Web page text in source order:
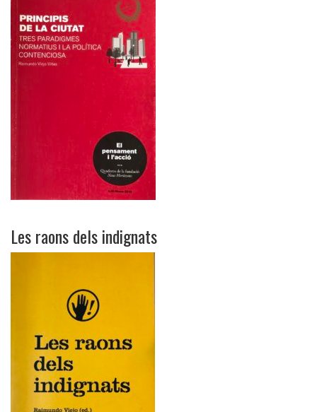
Les raons dels indignats